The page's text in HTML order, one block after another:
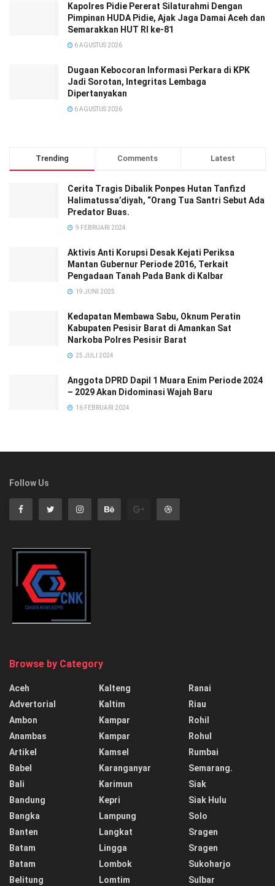
‎‎Kapolres Pidie Pererat Silaturahmi Dengan
Pimpinan HUDA Pidie, Ajak Jaga Damai Aceh dan
Semarakkan HUT RI ke-81
6 AGUSTUS 2026
Dugaan Kebocoran Informasi Perkara di KPK
Jadi Sorotan, Integritas Lembaga
Dipertanyakan
6 AGUSTUS 2026
Trending Comments Latest
Cerita Tragis Dibalik Ponpes Hutan Tanfizd
Halimatussa’diyah, “Orang Tua Santri Sebut Ada
Predator Buas.
9 FEBRUARI 2024
Aktivis Anti Korupsi Desak Kejati Periksa
Mantan Gubernur Periode 2016, Terkait
Pengadaan Tanah Pada Bank di Kalbar
19 JUNI 2025
Kedapatan Membawa Sabu, Oknum Peratin
Kabupaten Pesisir Barat di Amankan Sat
Narkoba Polres Pesisir Barat
25 JULI 2024
Anggota DPRD Dapil 1 Muara Enim Periode 2024
– 2029 Akan Didominasi Wajah Baru
16 FEBRUARI 2024
Follow Us
Browse by Category
Aceh
Advertorial
Ambon
Anambas
Artikel
Babel
Bali
Bandung
Bangka
Banten
Batam
Batam
Belitung
Kalteng
Kaltim
Kampar
Kampar
Kamsel
Karanganyar
Karimun
Kepri
Lampung
Langkat
Lingga
Lombok
Lomtim
Ranai
Riau
Rohil
Rohul
Rumbai
Semarang.
Siak
Siak Hulu
Solo
Sragen
Sragen
Sukoharjo
Sulbar